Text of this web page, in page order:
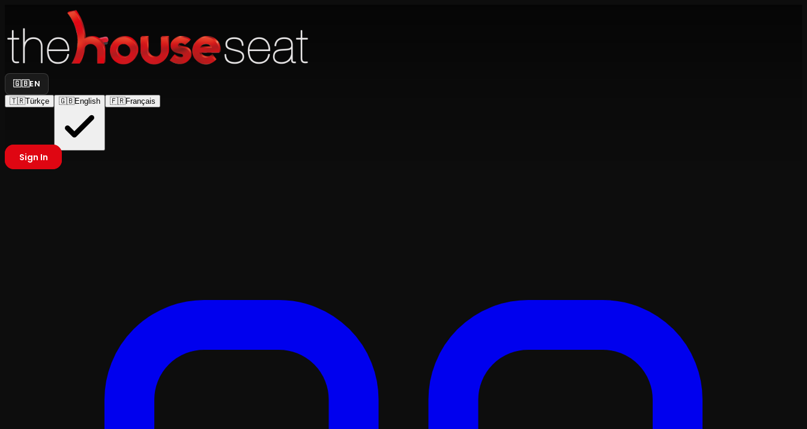
🇬🇧EN
🇹🇷Türkçe 🇬🇧English 🇫🇷Français
Sign In